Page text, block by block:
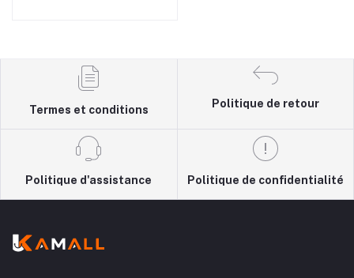
Termes et conditions
Politique de retour
Politique d'assistance Politique de confidentialité